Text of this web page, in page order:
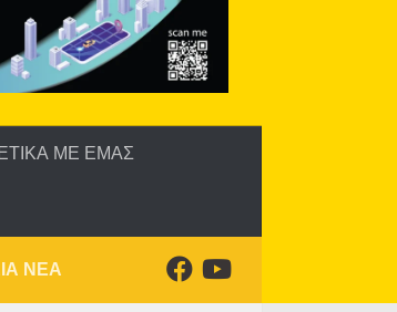
ΜΕ ΕΜΑΣ
ΝΕΑ